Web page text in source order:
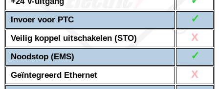
Invoer voor PTC ✓
Veilig koppel uitschakelen (STO) X
Noodstop (EMS) ✓
Geïntegreerd Ethernet
X